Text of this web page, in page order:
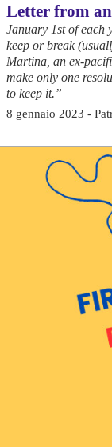
Letter from
January 1st of each
keep or break
Martina, an ex-
make only one
to keep it.”
8 gennaio 2023 -